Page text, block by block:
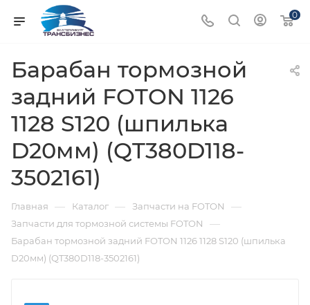
0
Барабан тормозной
задний FOTON 1126
1128 S120 (шпилька
D20мм) (QT380D118-
3502161)
Главная — Каталог — Запчасти на FOTON —
Запчасти для тормозной системы FOTON —
Барабан тормозной задний FOTON 1126 1128 S120 (шпилька
D20мм) (QT380D118-3502161)